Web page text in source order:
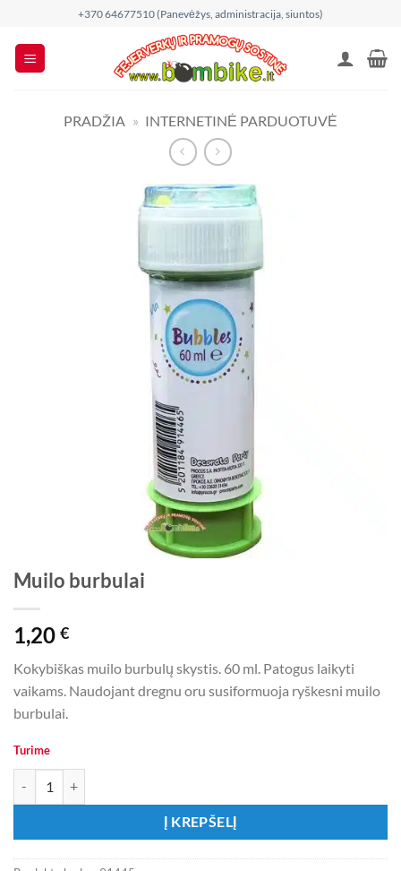
content
+370 64677510 (Panevėžys, administracija, siuntos)
PRADŽIA » INTERNETINĖ PARDUOTUVĖ
Muilo burbulai
1,20 €
Kokybiškas muilo burbulų skystis. 60 ml. Patogus laikyti
vaikams. Naudojant dregnu oru susiformuoja ryškesni muilo
burbulai.
Turime
Į KREPŠELĮ